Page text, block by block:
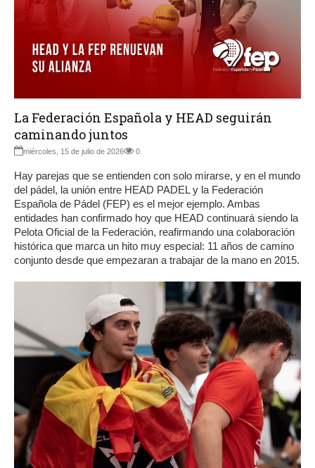
La Federación Española y HEAD seguirán
caminando juntos
miércoles, 15 de julio de 2026 0
Hay parejas que se entienden con solo mirarse, y en el mundo
del pádel, la unión entre HEAD PADEL y la Federación
Española de Pádel (FEP) es el mejor ejemplo. Ambas
entidades han confirmado hoy que HEAD continuará siendo la
Pelota Oficial de la Federación, reafirmando una colaboración
histórica que marca un hito muy especial: 11 años de camino
conjunto desde que empezaran a trabajar de la mano en 2015.